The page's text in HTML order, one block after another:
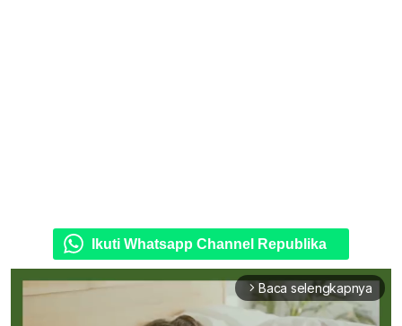
Ikuti Whatsapp Channel Republika
arrow_forward_ios Baca selengkapnya